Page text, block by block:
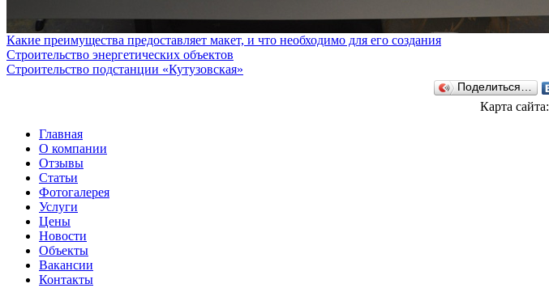
Какие преимущества предоставляет макет, и что необходимо для его создания
Строительство энергетических объектов
Строительство подстанции «Кутузовская»
Поделиться…
Карта сайта:
Главная
О компании
Отзывы
Статьи
Фотогалерея
Услуги
Цены
Новости
Объекты
Вакансии
Контакты